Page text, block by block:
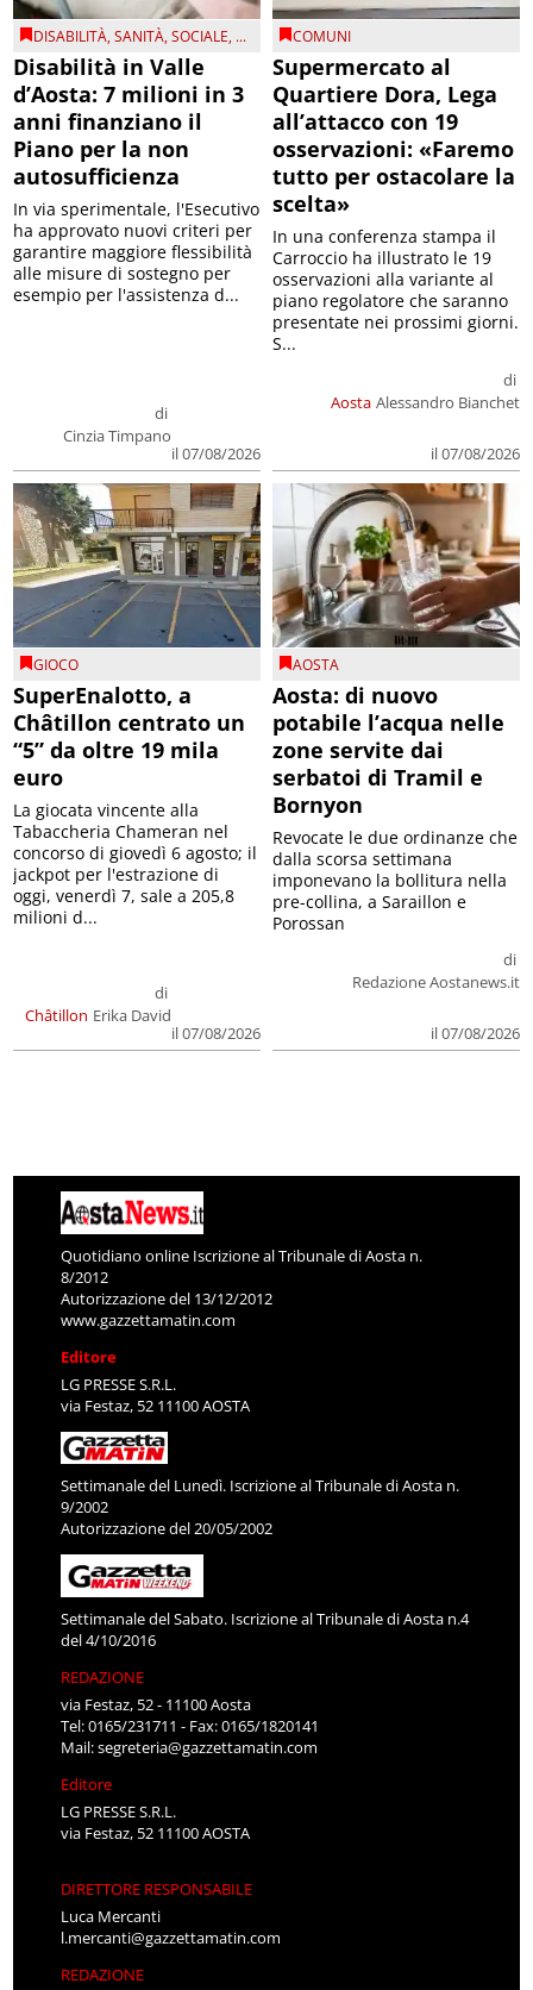
DISABILITÀ,SANITÀ,SOCIALE, ...
Disabilità in Valle
d’Aosta: 7 milioni in 3
anni finanziano il
Piano per la non
autosufficienza
di
Cinzia Timpano
il 07/08/2026
In via sperimentale, l'Esecutivo
ha approvato nuovi criteri per
garantire maggiore flessibilità
alle misure di sostegno per
esempio per l'assistenza d...
COMUNI
Supermercato al
Quartiere Dora, Lega
all’attacco con 19
osservazioni: «Faremo
tutto per ostacolare la
scelta»
Aosta
di
Alessandro Bianchet
il 07/08/2026
In una conferenza stampa il
Carroccio ha illustrato le 19
osservazioni alla variante al
piano regolatore che saranno
presentate nei prossimi giorni.
S...
GIOCO
SuperEnalotto, a
Châtillon centrato un
“5” da oltre 19 mila
euro
Châtillon
di
Erika David
il 07/08/2026
La giocata vincente alla
Tabaccheria Chameran nel
concorso di giovedì 6 agosto; il
jackpot per l'estrazione di
oggi, venerdì 7, sale a 205,8
milioni d...
AOSTA
Aosta: di nuovo
potabile l’acqua nelle
zone servite dai
serbatoi di Tramil e
Bornyon
di
Redazione Aostanews.it
il 07/08/2026
Revocate le due ordinanze che
dalla scorsa settimana
imponevano la bollitura nella
pre-collina, a Saraillon e
Porossan
Quotidiano online Iscrizione al Tribunale di Aosta n.
8/2012
Autorizzazione del 13/12/2012
www.gazzettamatin.com
Editore
LG PRESSE S.R.L.
via Festaz, 52 11100 AOSTA
Settimanale del Lunedì. Iscrizione al Tribunale di Aosta n.
9/2002
Autorizzazione del 20/05/2002
Settimanale del Sabato. Iscrizione al Tribunale di Aosta n.4
del 4/10/2016
REDAZIONE
via Festaz, 52 - 11100 Aosta
Tel: 0165/231711 - Fax: 0165/1820141
Mail:segreteria@gazzettamatin.com
Editore
LG PRESSE S.R.L.
via Festaz, 52 11100 AOSTA
DIRETTORE RESPONSABILE
Luca Mercanti
l.mercanti@gazzettamatin.com
REDAZIONE